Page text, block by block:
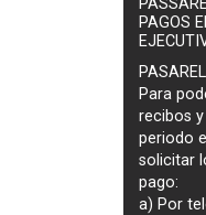
PAGOS
Para
recibos
periodo
solicitar
pago:
a) Por